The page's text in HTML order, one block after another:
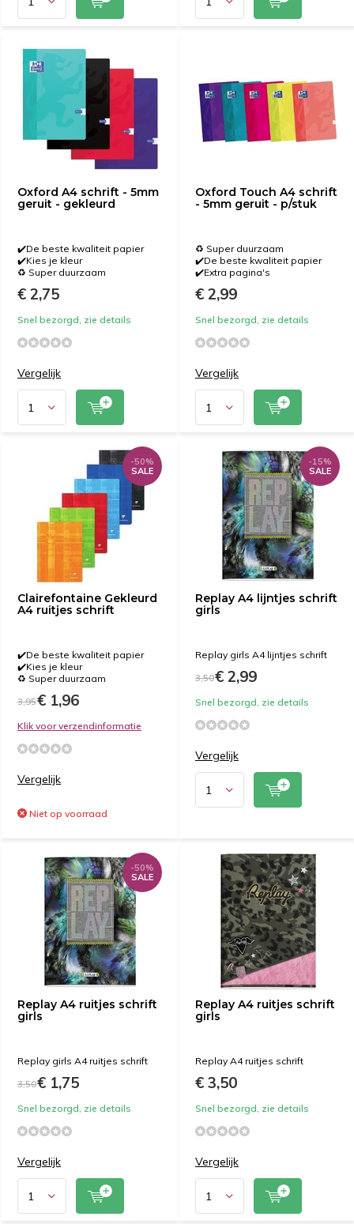
Oxford A4 schrift - 5mm
geruit - gekleurd
✔️De beste kwaliteit papier
✔️Kies je kleur
♻️ Super duurzaam
€ 2,75
Snel bezorgd, zie details
Vergelijk
Oxford Touch A4 schrift
- 5mm geruit - p/stuk
♻️ Super duurzaam
✔️De beste kwaliteit papier
✔️Extra pagina's
€ 2,99
Snel bezorgd, zie details
Vergelijk
Clairefontaine Gekleurd
A4 ruitjes schrift
-50%
SALE
✔️De beste kwaliteit papier
✔️Kies je kleur
♻️ Super duurzaam
3,95€ 1,96
Klik voor verzendinformatie
Vergelijk
Niet op voorraad
Replay A4 lijntjes schrift
girls
-15%
SALE
Replay girls A4 lijntjes schrift
3,50€ 2,99
Snel bezorgd, zie details
Vergelijk
Replay A4 ruitjes schrift
girls
-50%
SALE
Replay girls A4 ruitjes schrift
3,50€ 1,75
Snel bezorgd, zie details
Vergelijk
Replay A4 ruitjes schrift
girls
Replay A4 ruitjes schrift
€ 3,50
Snel bezorgd, zie details
Vergelijk